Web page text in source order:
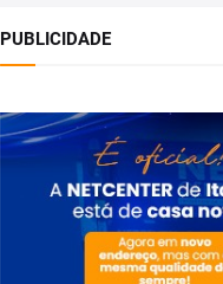
PUBLICIDADE